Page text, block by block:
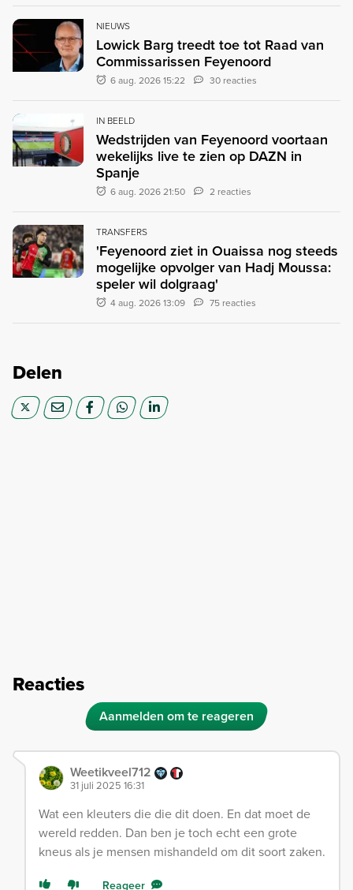
NIEUWS
Lowick Barg treedt toe tot Raad van
Commissarissen Feyenoord
6 aug. 2026 15:22 30 reacties
IN BEELD
Wedstrijden van Feyenoord voortaan
wekelijks live te zien op DAZN in
Spanje
6 aug. 2026 21:50 2 reacties
TRANSFERS
'Feyenoord ziet in Ouaissa nog steeds
mogelijke opvolger van Hadj Moussa:
speler wil dolgraag'
4 aug. 2026 13:09 75 reacties
Delen
Reacties
Aanmelden om te reageren
Weetikveel712
31 juli 2025 16:31
Wat een kleuters die die dit doen. En dat moet de
wereld redden. Dan ben je toch echt een grote
kneus als je mensen mishandeld om dit soort zaken.
Reageer